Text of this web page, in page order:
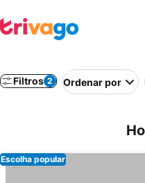
Filtros 2 Ordenar por
Escolha popular